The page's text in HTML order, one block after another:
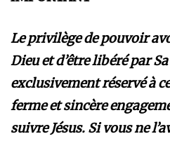
Le privilège de pouvoir
Dieu et d’être libéré par
exclusivement réservé à
ferme et sincère
suivre Jésus. Si vous ne